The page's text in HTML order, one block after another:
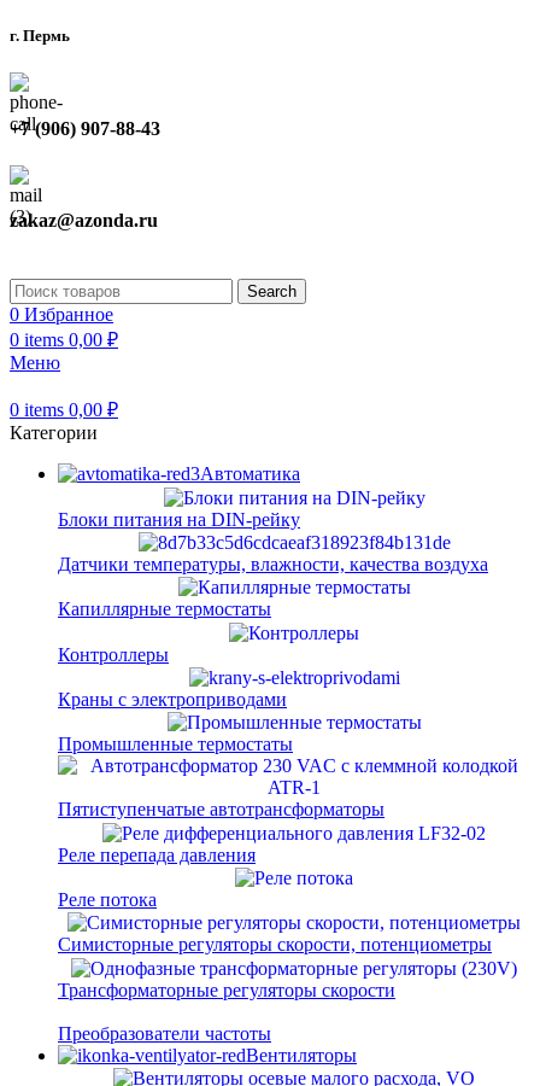
г. Пермь
+7 (906) 907-88-43
zakaz@azonda.ru
Search
0 Избранное
0 items 0,00 ₽
Меню
0 items 0,00 ₽
Категории
Автоматика
Блоки питания на DIN-рейку
Датчики температуры, влажности, качества воздуха
Капиллярные термостаты
Контроллеры
Краны с электроприводами
Промышленные термостаты
Пятиступенчатые автотрансформаторы
Реле перепада давления
Реле потока
Симисторные регуляторы скорости, потенциометры
Трансформаторные регуляторы скорости
Преобразователи частоты
Вентиляторы